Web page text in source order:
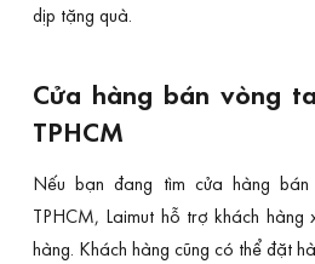
dịp tặng quà.
Cửa hàng bán vòng
TPHCM
Nếu bạn đang tìm cửa hàng
TPHCM, Laimut hỗ trợ khách
hàng. Khách hàng cũng có thể đặt